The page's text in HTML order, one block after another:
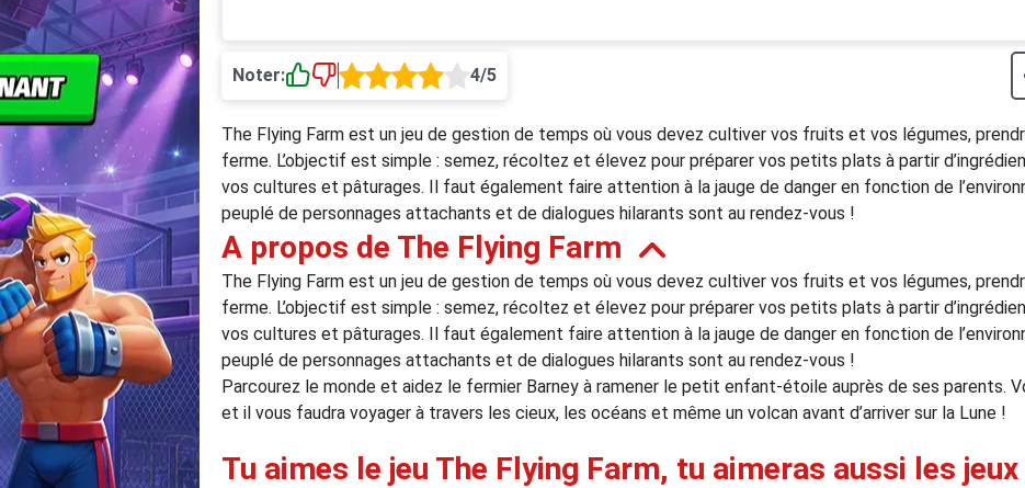
Noter: 4/5
The Flying Farm est un jeu de gestion de temps où vous devez cultiver vos fruits et vos légumes,
ferme. L’objectif est simple : semez, récoltez et élevez pour préparer vos petits plats à partir
vos cultures et pâturages. Il faut également faire attention à la jauge de danger en fonction de
peuplé de personnages attachants et de dialogues hilarants sont au rendez-vous !
A propos de The Flying Farm
The Flying Farm est un jeu de gestion de temps où vous devez cultiver vos fruits et vos légumes,
ferme. L’objectif est simple : semez, récoltez et élevez pour préparer vos petits plats à partir
vos cultures et pâturages. Il faut également faire attention à la jauge de danger en fonction de
peuplé de personnages attachants et de dialogues hilarants sont au rendez-vous !
Parcourez le monde et aidez le fermier Barney à ramener le petit enfant-étoile auprès de ses parents.
et il vous faudra voyager à travers les cieux, les océans et même un volcan avant d’arriver sur la Lune !
Tu aimes le jeu The Flying Farm, tu aimeras aussi les